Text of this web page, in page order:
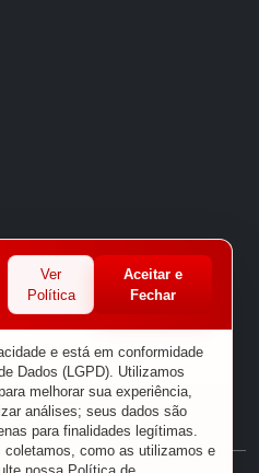
Ver
Política
Aceitar e
Fechar
e está em conformidade
Dados (LGPD). Utilizamos
melhorar sua experiência,
análises; seus dados são
para finalidades legítimas.
coletamos, como as utilizamos e